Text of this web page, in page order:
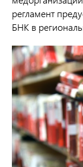
регламент
БНК в